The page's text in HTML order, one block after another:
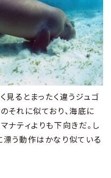
見るとまったく違うジュゴ
それに似ており、海底に
ナティよりも下向きだ。し
う動作はかなり似ている